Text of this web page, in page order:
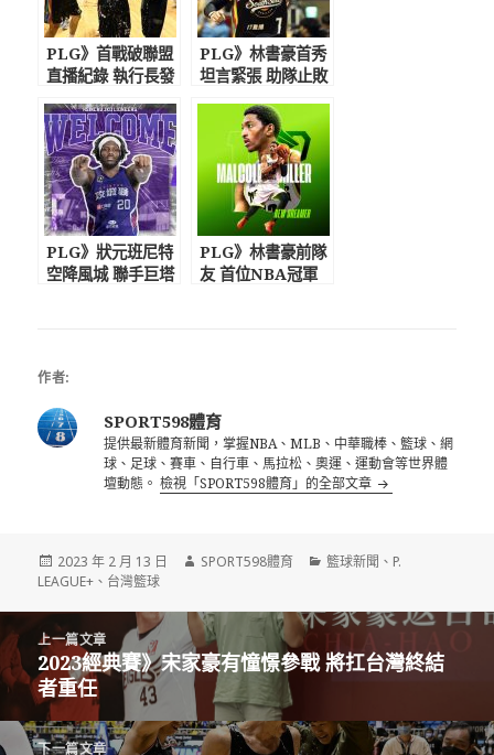
PLG》首戰破聯盟
直播紀錄 執行長發
PLG》林書豪首秀
坦言緊張 助隊止敗
PLG》狀元班尼特
空降風城 聯手巨塔
PLG》林書豪前隊
友 首位NBA冠軍
作者:
SPORT598體育
提供最新體育新聞，掌握NBA、MLB、中華職棒、籃球、網
球、足球、賽車、自行車、馬拉松、奧運、運動會等世界體
壇動態。檢視「SPORT598體育」的全部文章
發
佈
2023 年 2 月 13 日
作
SPORT598體育
分
籃球新聞 、 P.
LEAGUE+ 、 台灣籃球
章
導
上一篇文章
上
一
篇
文
2023經典賽》宋家豪有憧憬參戰 將扛台灣終結
者重任
下一篇文章